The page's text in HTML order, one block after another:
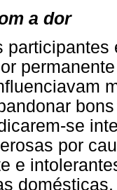
a dor
se
por
e